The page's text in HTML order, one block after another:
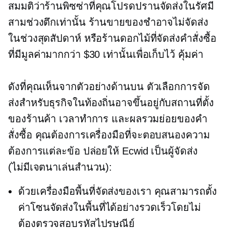
สมมติว่าร้านพิซซ่าที่คุณโปรดปรานจัดส่งในรัศมี
สามช่วงตึกเท่านั้น ร้านขายของชำอาจไม่จัดส่ง
ในช่วงสุดสัปดาห์ หรือร้านดอกไม้ที่จัดส่งคำสั่งซื้อ
ที่มีมูลค่ามากกว่า $30 เท่านั้นเพื่อเก็บไว้ คุ้มค่า
ดังที่คุณเห็นจากตัวอย่างด้านบน ตัวเลือกการจัด
ส่งสำหรับธุรกิจในท้องถิ่นอาจขึ้นอยู่กับสถานที่ตั้ง
ของร้านค้า เวลาทำการ และผลรวมย่อยของคำ
สั่งซื้อ คุณต้องการเครื่องมือที่จะตอบสนองความ
ต้องการแต่ละข้อ ปล่อยให้ Ecwid เป็นผู้จัดส่ง
(ไม่มีเจตนาเล่นสำนวน):
ด้วยเครื่องมือพื้นที่จัดส่งของเรา คุณสามารถตั้ง
ค่าโซนจัดส่งในพื้นที่ได้อย่างรวดเร็วโดยไม่
ต้องตรวจสอบรหัสไปรษณีย์